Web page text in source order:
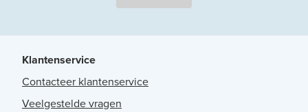
Klantenservice
Contacteer klantenservice
Veelgestelde vragen